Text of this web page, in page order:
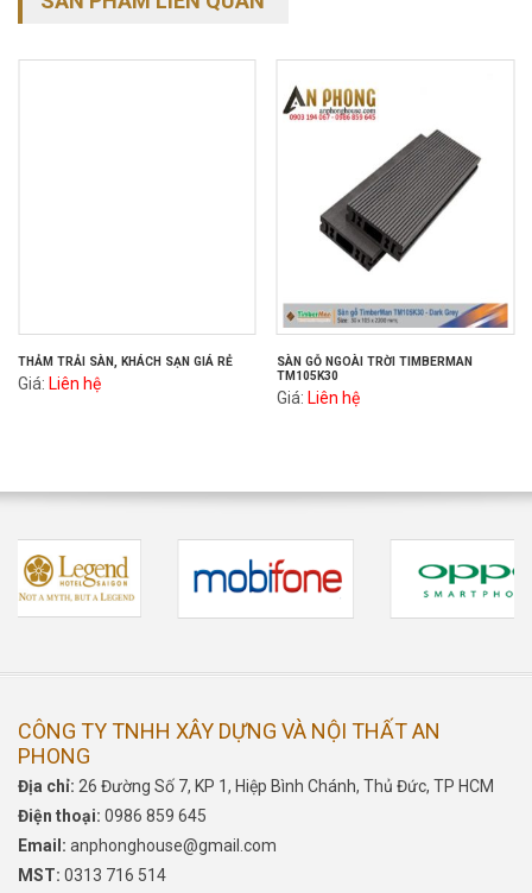
THẢM TRẢI SÀN, KHÁCH SẠN GIÁ RẺ
Giá: Liên hệ
SÀN GỖ NGOÀI TRỜI TIMBERMAN
TM105K30
Giá: Liên hệ
CÔNG TY TNHH XÂY DỰNG VÀ NỘI THẤT AN
PHONG
Địa chỉ: 26 Đường Số 7, KP 1, Hiệp Bình Chánh, Thủ Đức, TP HCM
Điện thoại: 0986 859 645
Email: anphonghouse@gmail.com
MST: 0313 716 514